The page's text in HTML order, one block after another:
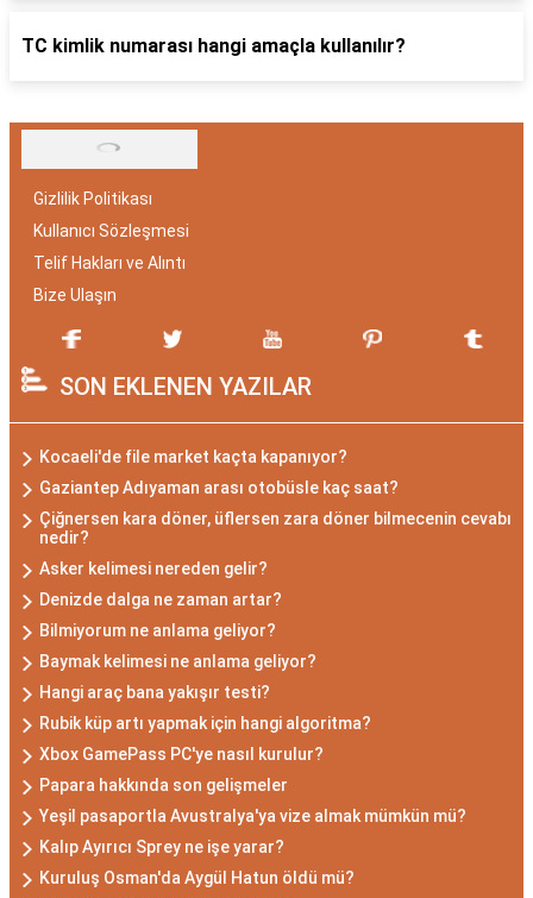
TC kimlik numarası hangi amaçla kullanılır?
Gizlilik Politikası
Kullanıcı Sözleşmesi
Telif Hakları ve Alıntı
Bize Ulaşın
SON EKLENEN YAZILAR
Kocaeli'de file market kaçta kapanıyor?
Gaziantep Adıyaman arası otobüsle kaç saat?
Çiğnersen kara döner, üflersen zara döner bilmecenin cevabı
nedir?
Asker kelimesi nereden gelir?
Denizde dalga ne zaman artar?
Bilmiyorum ne anlama geliyor?
Baymak kelimesi ne anlama geliyor?
Hangi araç bana yakışır testi?
Rubik küp artı yapmak için hangi algoritma?
Xbox GamePass PC'ye nasıl kurulur?
Papara hakkında son gelişmeler
Yeşil pasaportla Avustralya'ya vize almak mümkün mü?
Kalıp Ayırıcı Sprey ne işe yarar?
Kuruluş Osman'da Aygül Hatun öldü mü?